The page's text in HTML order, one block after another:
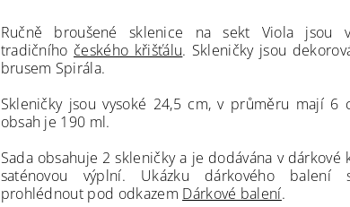
Ručně broušené sklenice na sekt Viola jsou
tradičního českého křišťálu. Skleničky jsou
brusem Spirála.
Skleničky jsou vysoké 24,5 cm, v průměru mají 6
obsah je 190 ml.
Sada obsahuje 2 skleničky a je dodávána v dárkové
saténovou výplní. Ukázku dárkového balení
prohlédnout pod odkazem Dárkové balení.